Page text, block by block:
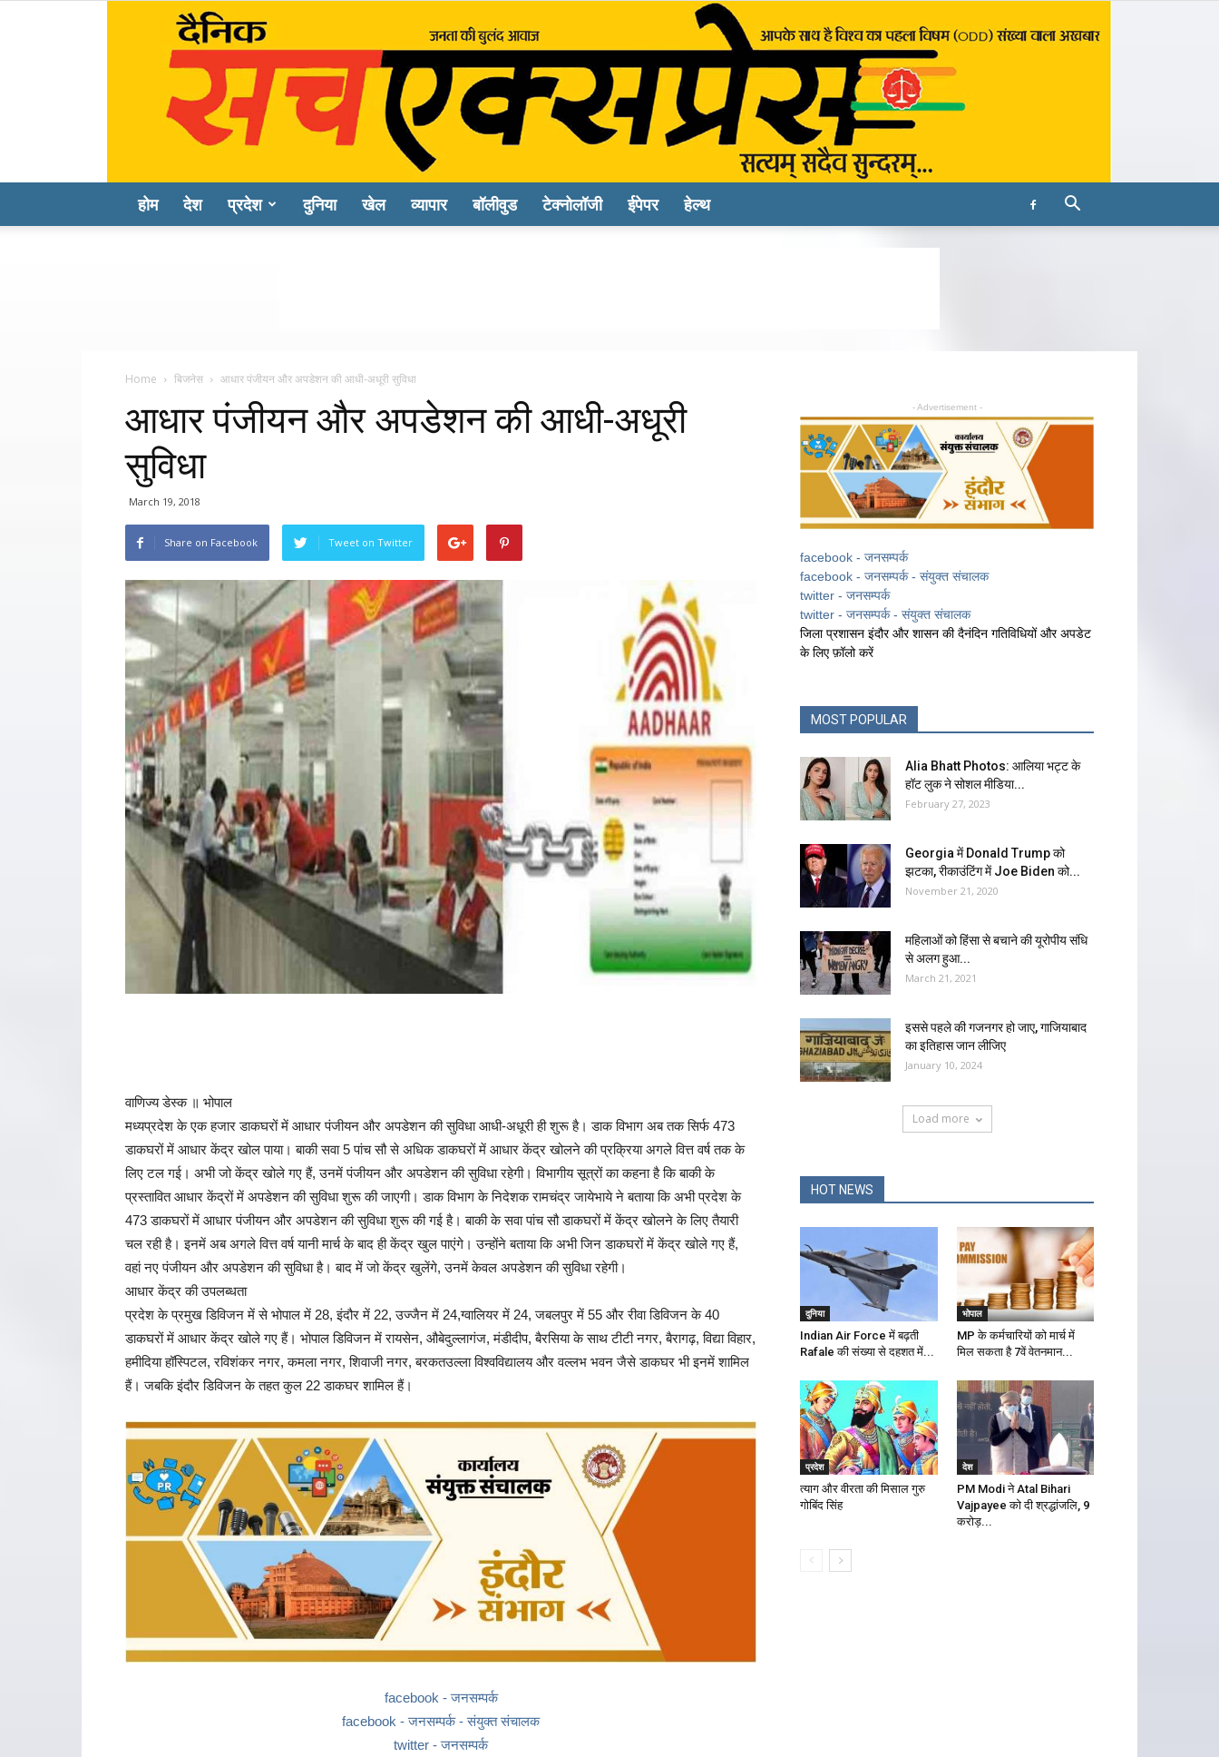
होम देश प्रदेश दुनिया खेल व्यापार बॉलीवुड टेक्नोलॉजी ईपेपर हेल्थ
Home बिजनेस आधार पंजीयन और अपडेशन की आधी-अधूरी सुविधा
आधार पंजीयन और अपडेशन की आधी-अधूरी
सुविधा
March 19, 2018
Share on Facebook Tweet on Twitter
वाणिज्य डेस्क ॥ भोपाल
मध्यप्रदेश के एक हजार डाकघरों में आधार पंजीयन और अपडेशन की सुविधा आधी-अधूरी ही शुरू है। डाक विभाग अब तक सिर्फ 473
डाकघरों में आधार केंद्र खोल पाया। बाकी सवा 5 पांच सौ से अधिक डाकघरों में आधार केंद्र खोलने की प्रक्रिया अगले वित्त वर्ष तक के
लिए टल गई। अभी जो केंद्र खोले गए हैं, उनमें पंजीयन और अपडेशन की सुविधा रहेगी। विभागीय सूत्रों का कहना है कि बाकी के
प्रस्तावित आधार केंद्रों में अपडेशन की सुविधा शुरू की जाएगी। डाक विभाग के निदेशक रामचंद्र जायेभाये ने बताया कि अभी प्रदेश के
473 डाकघरों में आधार पंजीयन और अपडेशन की सुविधा शुरू की गई है। बाकी के सवा पांच सौ डाकघरों में केंद्र खोलने के लिए तैयारी
चल रही है। इनमें अब अगले वित्त वर्ष यानी मार्च के बाद ही केंद्र खुल पाएंगे। उन्होंने बताया कि अभी जिन डाकघरों में केंद्र खोले गए हैं,
वहां नए पंजीयन और अपडेशन की सुविधा है। बाद में जो केंद्र खुलेंगे, उनमें केवल अपडेशन की सुविधा रहेगी।
आधार केंद्र की उपलब्धता
प्रदेश के प्रमुख डिविजन में से भोपाल में 28, इंदौर में 22, उज्जैन में 24,ग्वालियर में 24, जबलपुर में 55 और रीवा डिविजन के 40
डाकघरों में आधार केंद्र खोले गए हैं। भोपाल डिविजन में रायसेन, औबेदुल्लागंज, मंडीदीप, बैरसिया के साथ टीटी नगर, बैरागढ़, विद्या विहार,
हमीदिया हॉस्पिटल, रविशंकर नगर, कमला नगर, शिवाजी नगर, बरकतउल्ला विश्वविद्यालय और वल्लभ भवन जैसे डाकघर भी इनमें शामिल
हैं। जबकि इंदौर डिविजन के तहत कुल 22 डाकघर शामिल हैं।
facebook - जनसम्पर्क
facebook - जनसम्पर्क - संयुक्त संचालक
twitter - जनसम्पर्क
- Advertisement -
facebook - जनसम्पर्क
facebook - जनसम्पर्क - संयुक्त संचालक
twitter - जनसम्पर्क
twitter - जनसम्पर्क - संयुक्त संचालक
जिला प्रशासन इंदौर और शासन की दैनंदिन गतिविधियों और अपडेट
के लिए फ़ॉलो करें
MOST POPULAR
Alia Bhatt Photos: आलिया भट्ट के
हॉट लुक ने सोशल मीडिया...
February 27, 2023
Georgia में Donald Trump को
झटका, रीकाउंटिंग में Joe Biden को...
November 21, 2020
महिलाओं को हिंसा से बचाने की यूरोपीय संधि
से अलग हुआ...
March 21, 2021
इससे पहले की गजनगर हो जाए, गाजियाबाद
का इतिहास जान लीजिए
January 10, 2024
Load more
HOT NEWS
दुनिया
Indian Air Force में बढ़ती
Rafale की संख्या से दहशत में...
भोपाल
MP के कर्मचारियों को मार्च में
मिल सकता है 7वें वेतनमान...
प्रदेश
त्याग और वीरता की मिसाल गुरु
गोबिंद सिंह
देश
PM Modi ने Atal Bihari
Vajpayee को दी श्रद्धांजलि, 9
करोड़...